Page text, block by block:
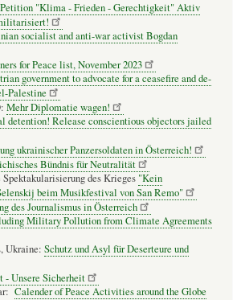
Petition "Klima - Frieden - Gerechtigkeit" Aktiv
socialist and anti-war activist Bogdan
for Peace list, November 2023
government to advocate for a ceasefire and de-
Palestine
Mehr Diplomatie wagen!
detention! Release conscientious objectors jailed
ukrainischer Panzersoldaten in Österreich!
Bündnis für Neutralität
des Krieges "Kein
beim Musikfestival von San Remo"
des Journalismus in Österreich
Military Pollution from Climate Agreements
Ukraine: Schutz und Asyl für Deserteure und
- Unsere Sicherheit
Calender of Peace Activities around the Globe